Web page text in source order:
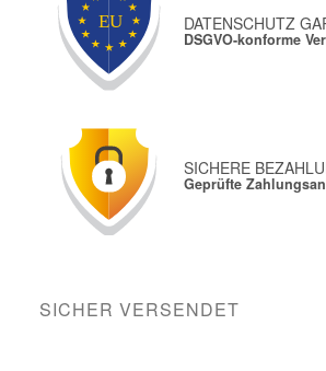
DATENSCHUTZ
DSGVO-konforme
SICHERE
Geprüfte
SICHER VERSENDET